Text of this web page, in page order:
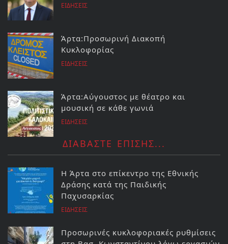
ΕΙΔΗΣΕΙΣ
Άρτα:Προσωρινή Διακοπή
Κυκλοφορίας
ΕΙΔΗΣΕΙΣ
Άρτα:Αύγουστος με θέατρο και
μουσική σε κάθε γωνιά
ΕΙΔΗΣΕΙΣ
ΔΙΑΒΑΣΤΕ ΕΠΙΣΗΣ...
Η Άρτα στο επίκεντρο της Εθνικής
Δράσης κατά της Παιδικής
Παχυσαρκίας
ΕΙΔΗΣΕΙΣ
Προσωρινές κυκλοφοριακές ρυθμίσεις